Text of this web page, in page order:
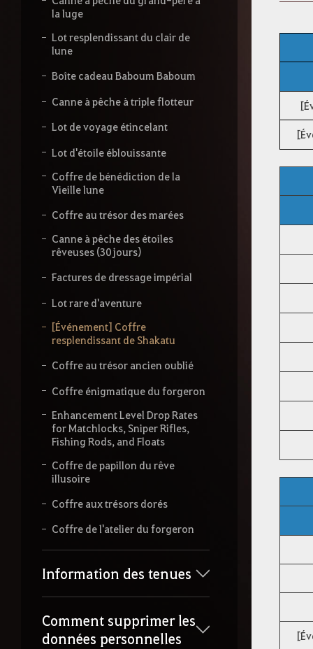
la luge
Lot resplendissant du clair de
lune
Boîte cadeau Baboum Baboum
Canne à pêche à triple flotteur
Lot de voyage étincelant
Lot d'étoile éblouissante
Coffre de bénédiction de la
Vieille lune
Coffre au trésor des marées
Canne à pêche des étoiles
rêveuses (30 jours)
Factures de dressage impérial
Lot rare d'aventure
[Événement] Coffre
resplendissant de Shakatu
Coffre au trésor ancien oublié
Coffre énigmatique du forgeron
Enhancement Level Drop Rates
for Matchlocks, Sniper Rifles,
Fishing Rods, and Floats
Coffre de papillon du rêve
illusoire
Coffre aux trésors dorés
Coffre de l'atelier du forgeron
Information des tenues
Comment supprimer les
données personnelles